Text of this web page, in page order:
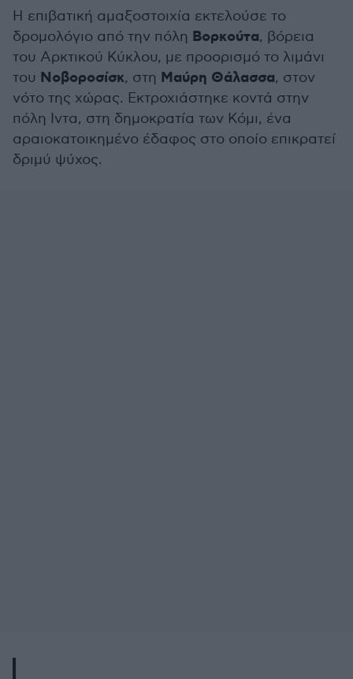
Η επιβατική αμαξοστοιχία εκτελούσε το
δρομολόγιο από την πόλη Βορκούτα, βόρεια
του Αρκτικού Κύκλου, με προορισμό το λιμάνι
του Νοβοροσίσκ, στη Μαύρη Θάλασσα, στον
νότο της χώρας. Εκτροχιάστηκε κοντά στην
πόλη Ιντα, στη δημοκρατία των Κόμι, ένα
αραιοκατοικημένο έδαφος στο οποίο επικρατεί
δριμύ ψύχος.